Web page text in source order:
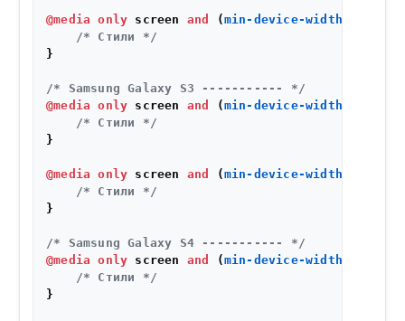
@media only screen and (min-device-width
/* Стили */
}
/* Samsung Galaxy S3 ----------- */
@media
only screen and (min-device-width
/* Стили */
}
@media only screen and (min-device-width
/* Стили */
}
/* Samsung Galaxy S4 ----------- */
@media
only screen and (min-device-width
/* Стили */
}